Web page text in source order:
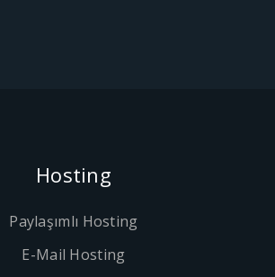
Hosting
Paylaşımlı Hosting
E-Mail Hosting